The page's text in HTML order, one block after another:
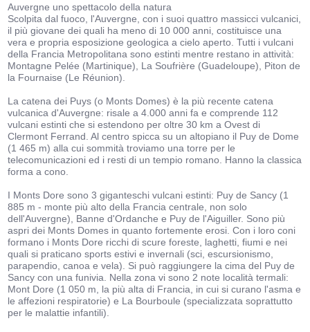
Auvergne uno spettacolo della natura
Scolpita dal fuoco, l'Auvergne, con i suoi quattro massicci vulcanici,
il più giovane dei quali ha meno di 10 000 anni, costituisce una
vera e propria esposizione geologica a cielo aperto. Tutti i vulcani
della Francia Metropolitana sono estinti mentre restano in attività:
Montagne Pelée (Martinique), La Soufrière (Guadeloupe), Piton de
la Fournaise (Le Réunion).
La catena dei Puys (o Monts Domes) è la più recente catena
vulcanica d'Auvergne: risale a 4.000 anni fa e comprende 112
vulcani estinti che si estendono per oltre 30 km a Ovest di
Clermont Ferrand. Al centro spicca su un altopiano il Puy de Dome
(1 465 m) alla cui sommità troviamo una torre per le
telecomunicazioni ed i resti di un tempio romano. Hanno la classica
forma a cono.
I Monts Dore sono 3 giganteschi vulcani estinti: Puy de Sancy (1
885 m - monte più alto della Francia centrale, non solo
dell'Auvergne), Banne d'Ordanche e Puy de l'Aiguiller. Sono più
aspri dei Monts Domes in quanto fortemente erosi. Con i loro coni
formano i Monts Dore ricchi di scure foreste, laghetti, fiumi e nei
quali si praticano sports estivi e invernali (sci, escursionismo,
parapendio, canoa e vela). Si può raggiungere la cima del Puy de
Sancy con una funivia. Nella zona vi sono 2 note località termali:
Mont Dore (1 050 m, la più alta di Francia, in cui si curano l'asma e
le affezioni respiratorie) e La Bourboule (specializzata soprattutto
per le malattie infantili).